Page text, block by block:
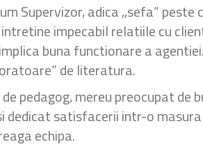
Supervizor, adica ,,sefa”
impecabil relatiile cu
buna functionare a
de literatura.
pedagog, mereu preocupat
dedicat satisfacerii intr-o
echipa.